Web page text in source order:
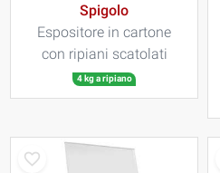
Spigolo
Espositore in cartone
con ripiani scatolati
4 kg a ripiano